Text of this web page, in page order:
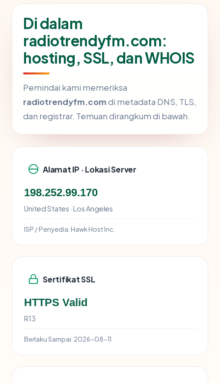
Di dalam
radiotrendyfm.com:
hosting, SSL, dan WHOIS
Pemindai kami memeriksa
radiotrendyfm.comdi metadata DNS, TLS,
dan registrar. Temuan dirangkum di bawah.
Alamat IP · Lokasi Server
198.252.99.170
United States · Los Angeles
ISP / Penyedia: Hawk Host Inc.
Sertifikat SSL
HTTPS Valid
R13
Berlaku Sampai: 2026-08-11